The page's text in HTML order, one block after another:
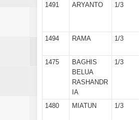
1491
ARYANTO 1/3
1494
RAMA 1/3
1475
BAGHIS
BELUA
RASHANDR
IA
1/3
1480 MIATUN 1/3